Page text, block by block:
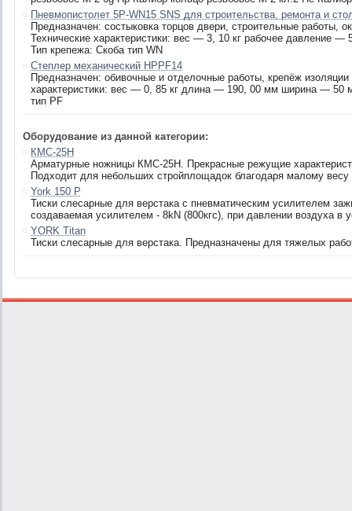
Пневмопистолет 5P-WN15 SNS для строительства, ремонта и
Предназначен: состыковка торцов двери, строительные работы,
Технические характеристики: вес — 3, 10 кг рабочее давление
Тип крепежа: Скоба тип WN
Степлер механический HPPF14
Предназначен: обивочные и отделочные работы, крепёж
характеристики: вес — 0, 85 кг длина — 190, 00 мм ширина —
тип PF
Оборудование из данной категории:
КМС-25H
Арматурные ножницы КМС-25H. Прекрасные режущие
Подходит для небольших стройплощадок благодаря малому весу
York 150 P
Тиски слесарные для верстака с пневматическим усилителем
создаваемая усилителем - 8kN (800кгс), при давлении воздуха в
YORK Titan
Тиски слесарные для верстака. Предназначены для тяжелых